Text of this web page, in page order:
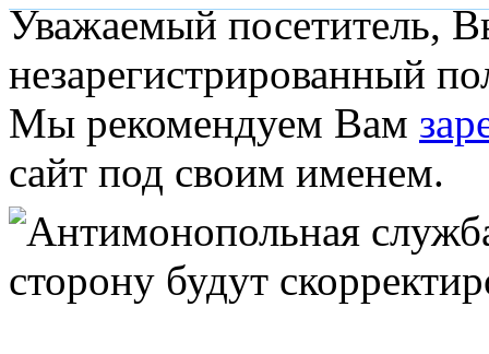
Уважаемый посетитель,
незарегистрированный
Мы рекомендуем Вам
сайт под своим именем.